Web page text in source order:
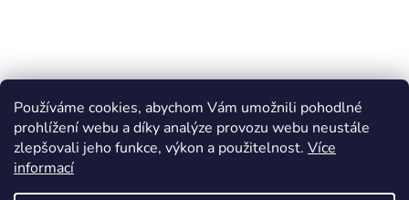
Používáme cookies, abychom Vám umožnili pohodlné
prohlížení webu a díky analýze provozu webu neustále
zlepšovali jeho funkce, výkon a použitelnost. Více
informací
Online marketing zajišťuje společnost X-VISION